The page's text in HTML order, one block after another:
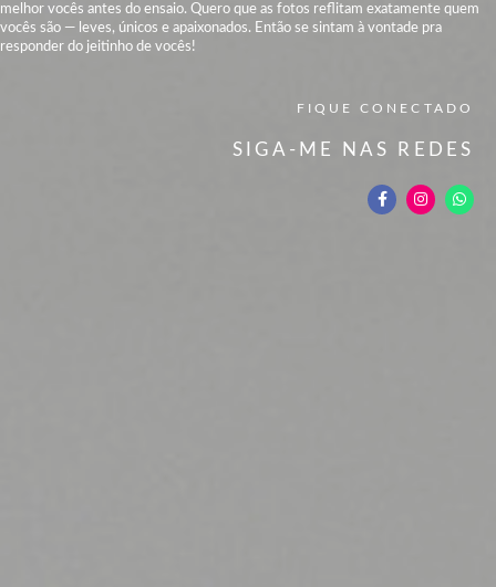
melhor vocês antes do ensaio. Quero que as fotos reflitam exatamente quem
vocês são — leves, únicos e apaixonados. Então se sintam à vontade pra
responder do jeitinho de vocês!
FIQUE CONECTADO
SIGA-ME NAS REDES